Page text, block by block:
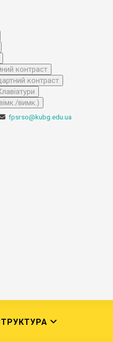
контраст
контраст
вимк.)
fpsrso@kubg.edu.ua